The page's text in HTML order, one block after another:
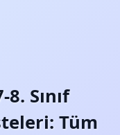
8. Sınıf
Tüm